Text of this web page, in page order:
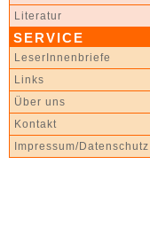
Literatur
SERVICE
LeserInnenbriefe
Links
Über uns
Kontakt
Impressum/Datenschutz